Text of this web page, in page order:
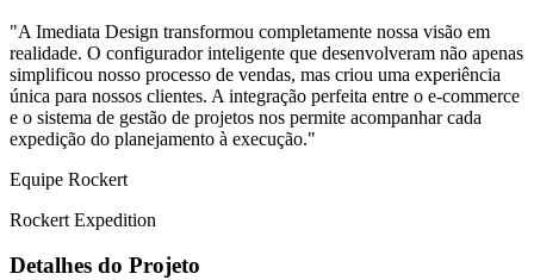
"A Imediata Design transformou completamente nossa visão em
realidade. O configurador inteligente que desenvolveram não apenas
simplificou nosso processo de vendas, mas criou uma experiência
única para nossos clientes. A integração perfeita entre o e-commerce
e o sistema de gestão de projetos nos permite acompanhar cada
expedição do planejamento à execução."
Equipe Rockert
Rockert Expedition
Detalhes do Projeto